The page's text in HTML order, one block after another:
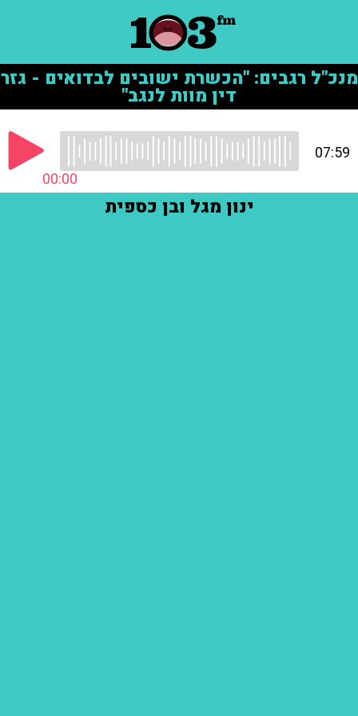
מנכ"ל רגבים: "הכשרת ישובים לבדואים - גזר
דין מוות לנגב"
00:00
07:59
ינון מגל ובן כספית